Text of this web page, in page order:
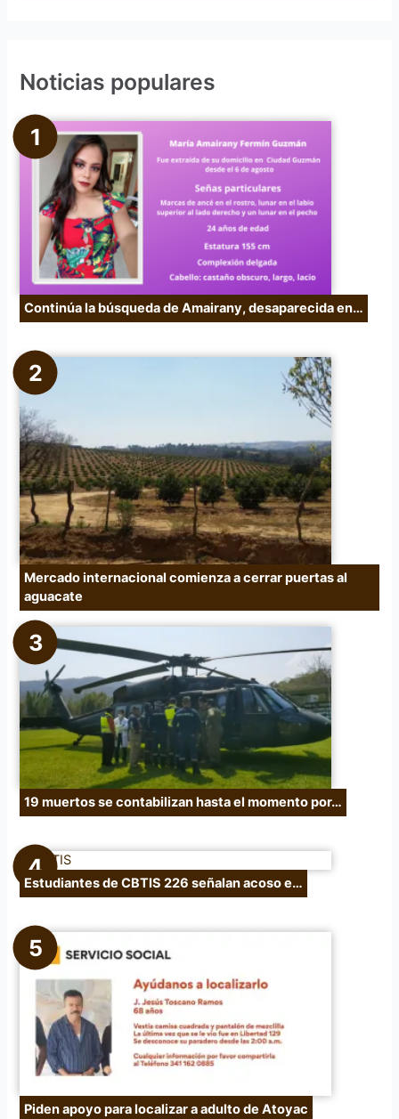
a
o
Noticias populares
Continúa la búsqueda de Amairany, desaparecida en…
Mercado internacional comienza a cerrar puertas al
aguacate
19 muertos se contabilizan hasta el momento por…
Estudiantes de CBTIS 226 señalan acoso e…
Piden apoyo para localizar a adulto de Atoyac